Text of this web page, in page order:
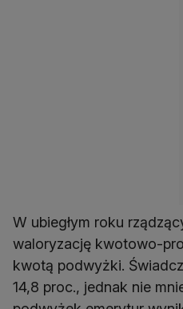
W ubiegłym roku
waloryzację kwotowo-
kwotą podwyżki.
14,8 proc., jednak nie